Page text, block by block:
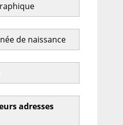
de naissance
adresses